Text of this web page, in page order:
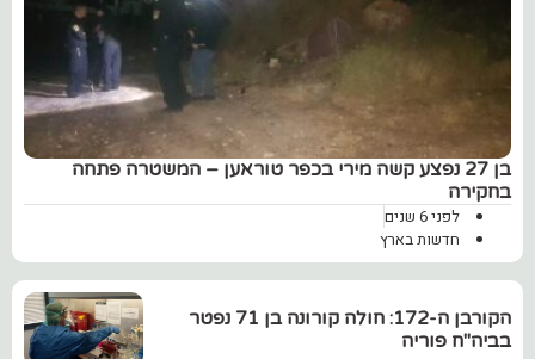
בן 27 נפצע קשה מירי בכפר טוראען – המשטרה פתחה
בחקירה
לפני 6 שנים
חדשות בארץ
‏הקורבן ה-172: חולה קורונה בן 71 נפטר
בביה"ח פוריה